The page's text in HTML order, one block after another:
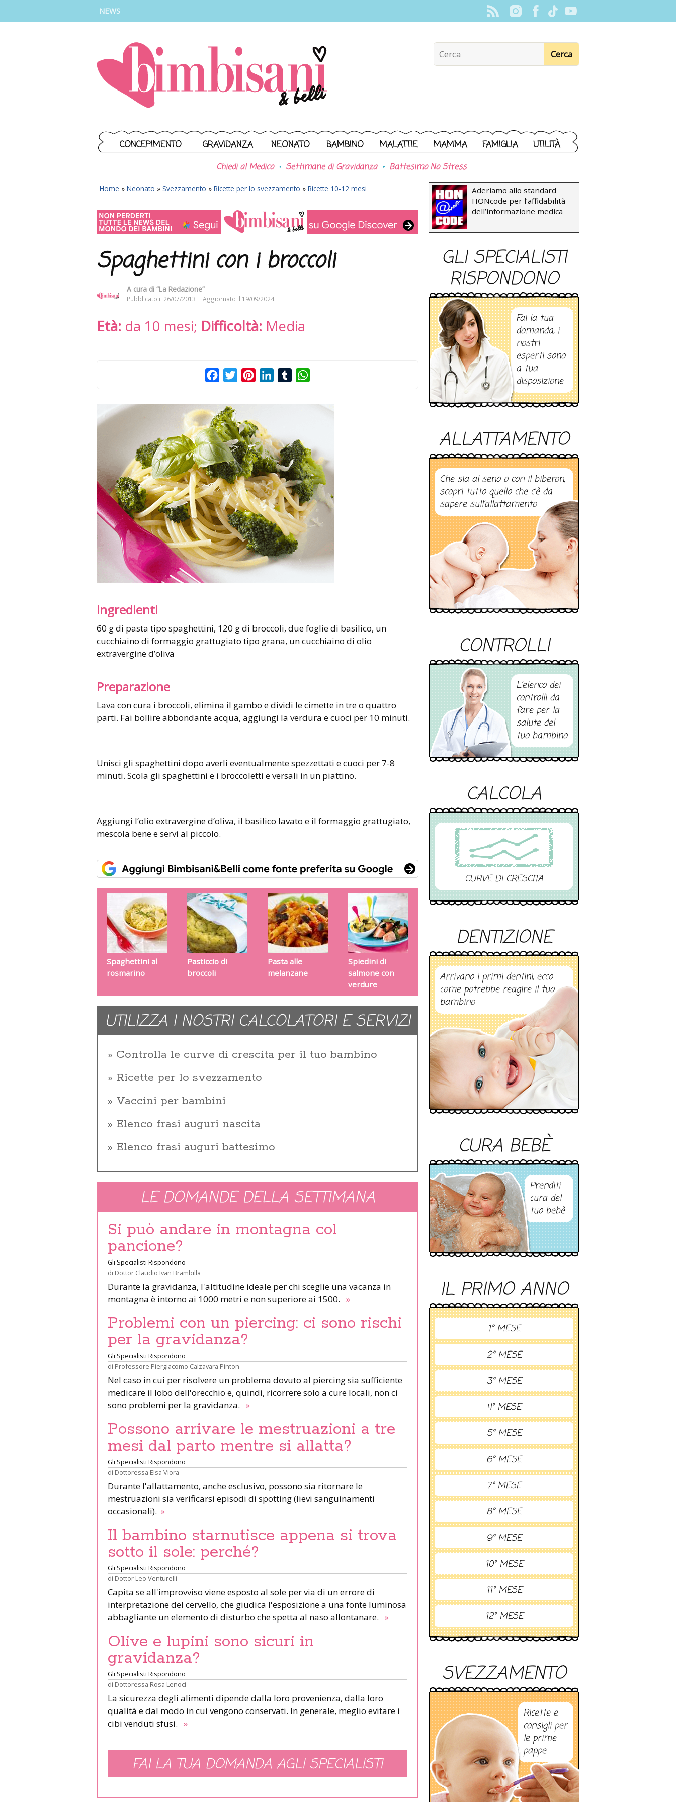
NEWS
CONCEPIMENTO GRAVIDANZA NEONATO BAMBINO MALATTIE MAMMA FAMIGLIA UTILITÀ
Chiedi al Medico Settimane di Gravidanza Battesimo No Stress
Home » Neonato » Svezzamento » Ricette per lo svezzamento » Ricette 10-12 mesi
Spaghettini con i broccoli
A cura di “La Redazione”
Pubblicato il 26/07/2013 Aggiornato il 19/09/2024
Età: da 10 mesi; Difficoltà: Media
FacebookTwitterPinterestLinkedInTumblr
Ingredienti
60 g di pasta tipo spaghettini, 120 g di broccoli, due foglie di basilico, un
cucchiaino di formaggio grattugiato tipo grana, un cucchiaino di olio
extravergine d’oliva
Preparazione
Lava con cura i broccoli, elimina il gambo e dividi le cimette in tre o quattro
parti. Fai bollire abbondante acqua, aggiungi la verdura e cuoci per 10 minuti.
Unisci gli spaghettini dopo averli eventualmente spezzettati e cuoci per 7-8
minuti. Scola gli spaghettini e i broccoletti e versali in un piattino.
Aggiungi l’olio extravergine d’oliva, il basilico lavato e il formaggio grattugiato,
mescola bene e servi al piccolo.
Spaghettini al
rosmarino
Pasticcio di
broccoli
Pasta alle
melanzane
Spiedini di
salmone con
verdure
UTILIZZA I NOSTRI CALCOLATORI E SERVIZI
Controlla le curve di crescita per il tuo bambino
Ricette per lo svezzamento
Vaccini per bambini
Elenco frasi auguri nascita
Elenco frasi auguri battesimo
LE DOMANDE DELLA SETTIMANA
Si può andare in montagna col
pancione?
Gli Specialisti Rispondono
di Dottor Claudio Ivan Brambilla
Durante la gravidanza, l'altitudine ideale per chi sceglie una vacanza in
montagna è intorno ai 1000 metri e non superiore ai 1500. »
Problemi con un piercing: ci sono rischi
per la gravidanza?
Gli Specialisti Rispondono
di Professore Piergiacomo Calzavara Pinton
Nel caso in cui per risolvere un problema dovuto al piercing sia sufficiente
medicare il lobo dell'orecchio e, quindi, ricorrere solo a cure locali, non ci
sono problemi per la gravidanza. »
Possono arrivare le mestruazioni a tre
mesi dal parto mentre si allatta?
Gli Specialisti Rispondono
di Dottoressa Elsa Viora
Durante l'allattamento, anche esclusivo, possono sia ritornare le
mestruazioni sia verificarsi episodi di spotting (lievi sanguinamenti
occasionali). »
Il bambino starnutisce appena si trova
sotto il sole: perché?
Gli Specialisti Rispondono
di Dottor Leo Venturelli
Capita se all'improvviso viene esposto al sole per via di un errore di
interpretazione del cervello, che giudica l'esposizione a una fonte luminosa
abbagliante un elemento di disturbo che spetta al naso allontanare. »
Olive e lupini sono sicuri in
gravidanza?
Gli Specialisti Rispondono
di Dottoressa Rosa Lenoci
La sicurezza degli alimenti dipende dalla loro provenienza, dalla loro
qualità e dal modo in cui vengono conservati. In generale, meglio evitare i
cibi venduti sfusi. »
FAI LA TUA DOMANDA AGLI SPECIALISTI
Aderiamo allo standard
HONcode per l’affidabilità
dell’informazione medica
GLI SPECIALISTI
RISPONDONO
Fai la tua
domanda, i
nostri
esperti sono
a tua
disposizione
ALLATTAMENTO
Che sia al seno o con il biberon,
scopri tutto quello che c’è da
sapere sull’allattamento
CONTROLLI
L’elenco dei
controlli da
fare per la
salute del
tuo bambino
CALCOLA
CURVE DI CRESCITA
DENTIZIONE
Arrivano i primi dentini, ecco
come potrebbe reagire il tuo
bambino
CURA BEBÈ
Prenditi
cura del
tuo bebè
IL PRIMO ANNO
1° MESE
2° MESE
3° MESE
4° MESE
5° MESE
6° MESE
7° MESE
8° MESE
9° MESE
10° MESE
11° MESE
12° MESE
SVEZZAMENTO
Ricette e
consigli per
le prime
pappe